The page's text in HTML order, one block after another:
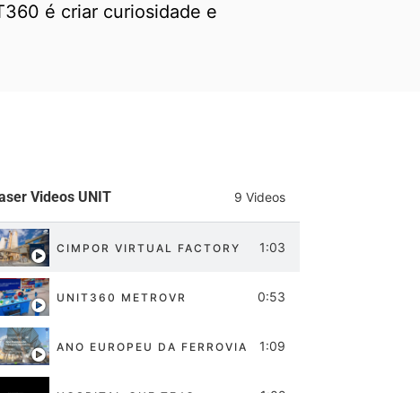
é criar curiosidade e
Videos UNIT 9 Videos
CIMPOR VIRTUAL FACTORY 1:03
UNIT360 METROVR 0:53
ANO EUROPEU DA FERROVIA 1:09